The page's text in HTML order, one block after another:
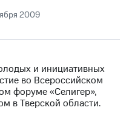
2009
и инициативных
во Всероссийском
форуме «Селигер»,
в Тверской области.